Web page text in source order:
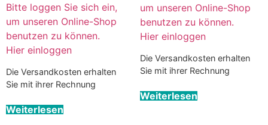
Bitte loggen Sie sich ein,
um unseren Online-Shop
benutzen zu können.
Hier einloggen
Die Versandkosten erhalten
Sie mit ihrer Rechnung
Weiterlesen
um unseren Online-Shop
benutzen zu können.
Hier einloggen
Die Versandkosten erhalten
Sie mit ihrer Rechnung
Weiterlesen